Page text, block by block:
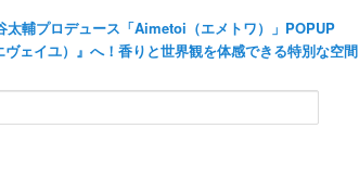
太輔プロデュース「Aimetoi（エメトワ）」POPUP
ェイユ）』へ！香りと世界観を体感できる特別な空間